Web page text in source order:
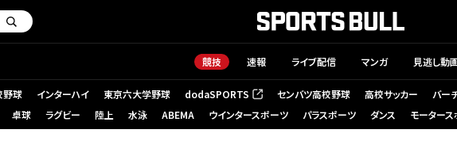
競技 速報 ライブ配信 マンガ 見逃し動
野球 インターハイ 東京六大学野球 dodaSPORTS
（新しいタブで開く） センバツ高校野球 高校サッカー バー
卓球 ラグビー 陸上 水泳 ABEMA ウインタースポーツ パラスポーツ ダンス モーター